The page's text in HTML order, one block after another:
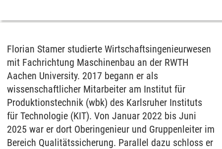
Florian Stamer studierte Wirtschaftsingenieurwesen
mit Fachrichtung Maschinenbau an der RWTH
Aachen University. 2017 begann er als
wissenschaftlicher Mitarbeiter am Institut für
Produktionstechnik (wbk) des Karlsruher Instituts
für Technologie (KIT). Von Januar 2022 bis Juni
2025 war er dort Oberingenieur und Gruppenleiter im
Bereich Qualitätssicherung. Parallel dazu schloss er